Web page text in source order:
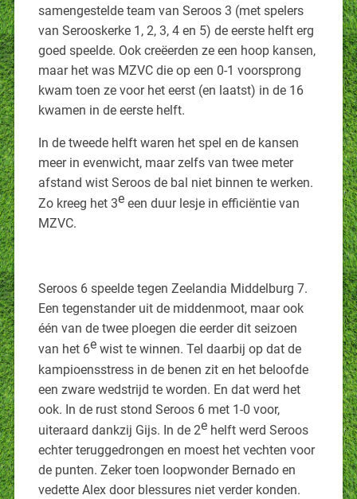
samengestelde team van Seroos 3 (met spelers
van Serooskerke 1, 2, 3, 4 en 5) de eerste helft erg
goed speelde. Ook creëerden ze een hoop kansen,
maar het was MZVC die op een 0-1 voorsprong
kwam toen ze voor het eerst (en laatst) in de 16
kwamen in de eerste helft.
In de tweede helft waren het spel en de kansen
meer in evenwicht, maar zelfs van twee meter
afstand wist Seroos de bal niet binnen te werken.
Zo kreeg het 3eeen duur lesje in efficiëntie van
MZVC.
Seroos 6 speelde tegen Zeelandia Middelburg 7.
Een tegenstander uit de middenmoot, maar ook
één van de twee ploegen die eerder dit seizoen
van het 6ewist te winnen. Tel daarbij op dat de
kampioensstress in de benen zit en het beloofde
een zware wedstrijd te worden. En dat werd het
ook. In de rust stond Seroos 6 met 1-0 voor,
uiteraard dankzij Gijs. In de 2ehelft werd Seroos
echter teruggedrongen en moest het vechten voor
de punten. Zeker toen loopwonder Bernado en
vedette Alex door blessures niet verder konden.